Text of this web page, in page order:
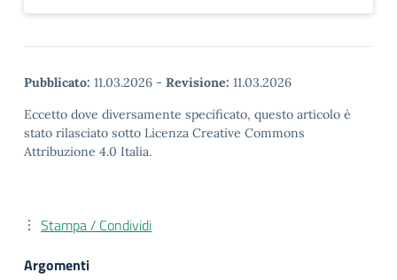
Pubblicato: 11.03.2026 - Revisione: 11.03.2026
Eccetto dove diversamente specificato, questo articolo è
stato rilasciato sotto Licenza Creative Commons
Attribuzione 4.0 Italia.
Stampa / Condividi
Argomenti